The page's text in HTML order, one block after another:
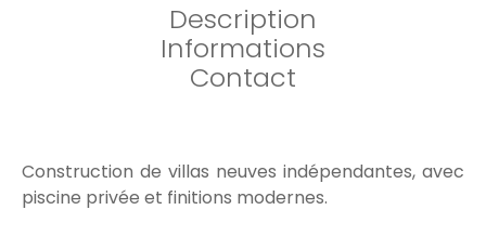
Description
Informations
Contact
Construction de villas neuves indépendantes, avec
piscine privée et finitions modernes.